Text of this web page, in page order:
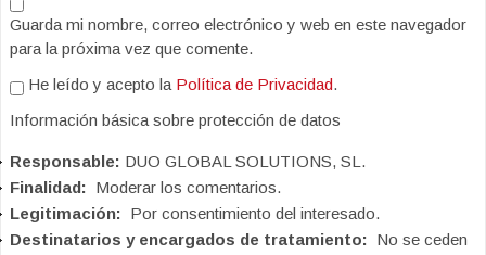
Guarda mi nombre, correo electrónico y web en este navegador
para la próxima vez que comente.
He leído y acepto la Política de Privacidad.
Información básica sobre protección de datos
Responsable: DUO GLOBAL SOLUTIONS, SL.
Finalidad: Moderar los comentarios.
Legitimación: Por consentimiento del interesado.
Destinatarios y encargados de tratamiento: No se ceden